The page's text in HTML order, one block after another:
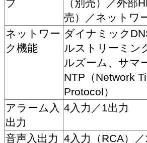
プ
（別売）／外部
売）／ネットワ
ネットワー
ク機能
ダイナミック
ルストリーミン
ルズーム、サマ
NTP（Network
Protocol）
アラーム入
出力
4入力／1出力
音声入出力
4入力（RCA）／